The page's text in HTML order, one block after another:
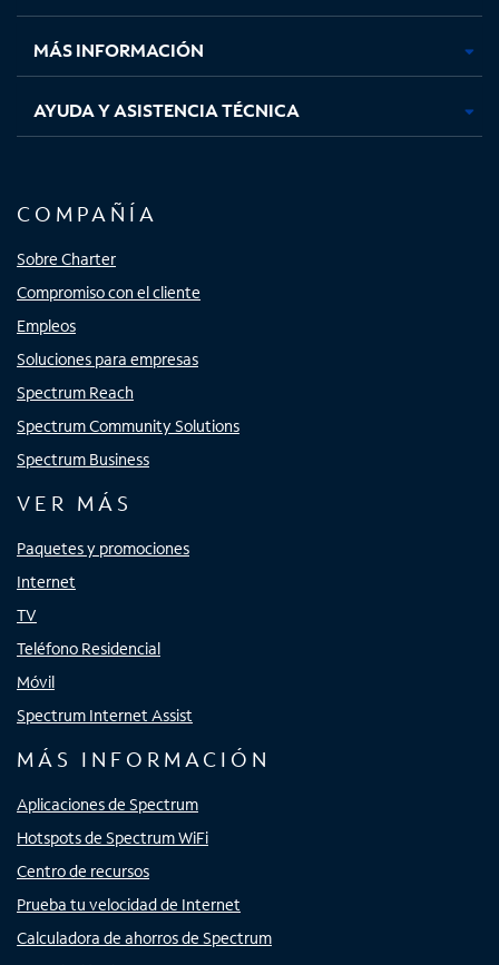
nuevanuevanuevanueva
MÁS INFORMACIÓN
AYUDA Y ASISTENCIA TÉCNICA
COMPAÑÍA
Sobre Charter
Compromiso con el cliente
Empleos
Soluciones para empresas
Spectrum Reach
Spectrum Community Solutions
Spectrum Business
VER MÁS
Paquetes y promociones
Internet
TV
Teléfono Residencial
Móvil
Spectrum Internet Assist
MÁS INFORMACIÓN
Aplicaciones de Spectrum
Hotspots de Spectrum WiFi
Centro de recursos
Prueba tu velocidad de Internet
Calculadora de ahorros de Spectrum